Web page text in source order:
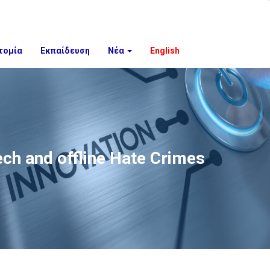
Εκπαίδευση Νέα English
and offline Hate Crimes